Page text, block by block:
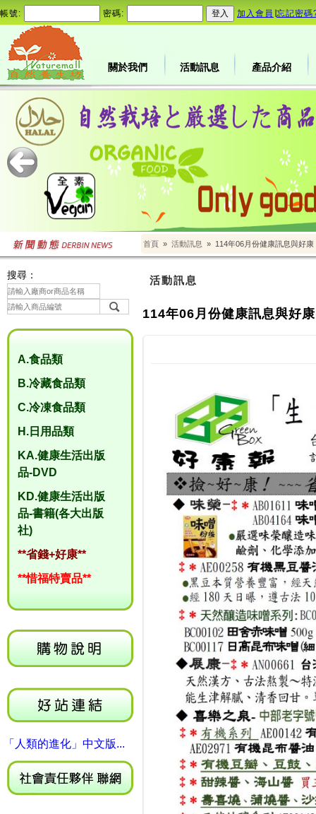
帳號: 密碼: 加入會員 忘記密碼
關於我們 活動訊息 產品介紹
首頁 » 活動訊息 » 114年06月份健康訊息與好康
搜尋：
A.食品類
B.冷藏食品類
C.冷凍食品類
H.日用品類
KA.健康生活出版
品-DVD
KD.健康生活出版
品-書籍(各大出版
社)
**省錢+好康**
**惜福特賣品**
「人類的進化」中文版...
活動訊息
114年06月份健康訊息與好康